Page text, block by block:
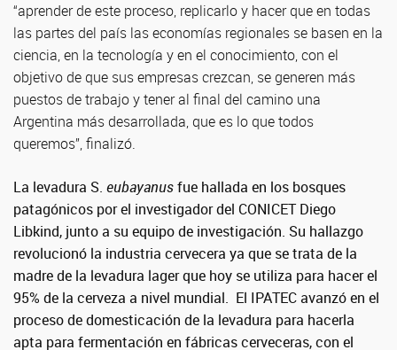
“aprender de este proceso, replicarlo y hacer que en todas
las partes del país las economías regionales se basen en la
ciencia, en la tecnología y en el conocimiento, con el
objetivo de que sus empresas crezcan, se generen más
puestos de trabajo y tener al final del camino una
Argentina más desarrollada, que es lo que todos
queremos”, finalizó.
La levadura S. eubayanusfue hallada en los bosques
patagónicos por el investigador del CONICET Diego
Libkind, junto a su equipo de investigación. Su hallazgo
revolucionó la industria cervecera ya que se trata de la
madre de la levadura lager que hoy se utiliza para hacer el
95% de la cerveza a nivel mundial. El IPATEC avanzó en el
proceso de domesticación de la levadura para hacerla
apta para fermentación en fábricas cerveceras, con el